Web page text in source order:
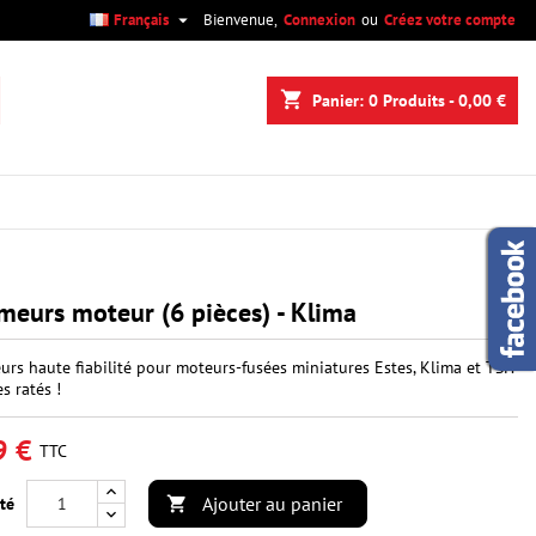
Bienvenue, Connexion ou Créez votre compte
Français 
shopping_cart Panier: 0 Produits - 0,00 €
moteur (6 pièces) - Klima
haute fiabilité pour moteurs-fusées miniatures Estes, Klima et TSP.
ratés !
€ TTC
 Ajouter au panier